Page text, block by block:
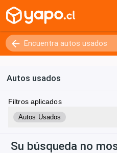
Autos usados
Filtros aplicados
Autos Usados
Su búsqueda no
Kilómetros